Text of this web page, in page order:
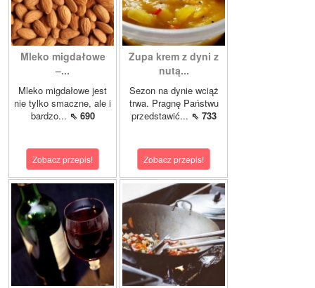
Mleko migdałowe
–...
Mleko migdałowe jest
nie tylko smaczne, ale i
bardzo... ⇖ 690
Zobacz przepis!
Zupa krem z dyni z
nutą...
Sezon na dynie wciąż
trwa. Pragnę Państwu
przedstawić... ⇖ 733
Zobacz przepis!